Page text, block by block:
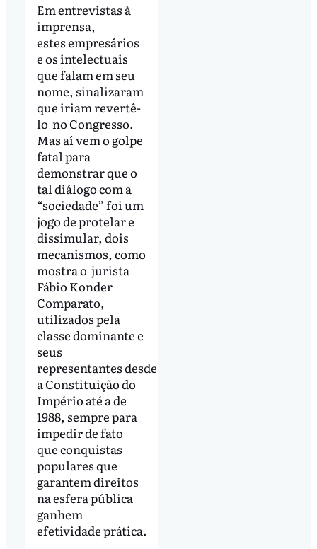
Em entrevistas à
imprensa,
estes empresários
e os intelectuais
que falam em seu
nome, sinalizaram
que iriam revertê-
lo no Congresso.
Mas aí vem o golpe
fatal para
demonstrar que o
tal diálogo com a
“sociedade” foi um
jogo de protelar e
dissimular, dois
mecanismos, como
mostra o jurista
Fábio Konder
Comparato,
utilizados pela
classe dominante e
seus
representantes desde
a Constituição do
Império até a de
1988, sempre para
impedir de fato
que conquistas
populares que
garantem direitos
na esfera pública
ganhem
efetividade prática.